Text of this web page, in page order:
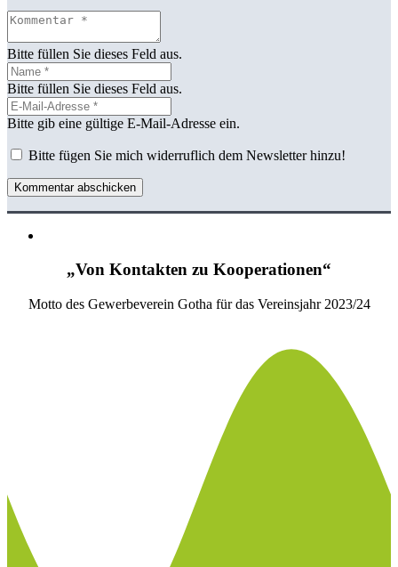
Bitte füllen Sie dieses Feld aus.
Bitte füllen Sie dieses Feld aus.
Bitte gib eine gültige E-Mail-Adresse ein.
Bitte fügen Sie mich widerruflich dem Newsletter hinzu!
Kommentar abschicken
„Von Kontakten zu Kooperationen“
Motto des Gewerbeverein Gotha für das Vereinsjahr 2023/24